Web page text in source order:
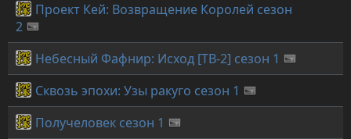
Проект Кей: Возвращение Королей сезон
2
Небесный Фафнир: Исход [ТВ-2] сезон 1
Сквозь эпохи: Узы ракуго сезон 1
Получеловек сезон 1